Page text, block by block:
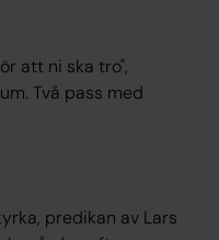
att ni ska tro",
Två pass med
predikan av Lars